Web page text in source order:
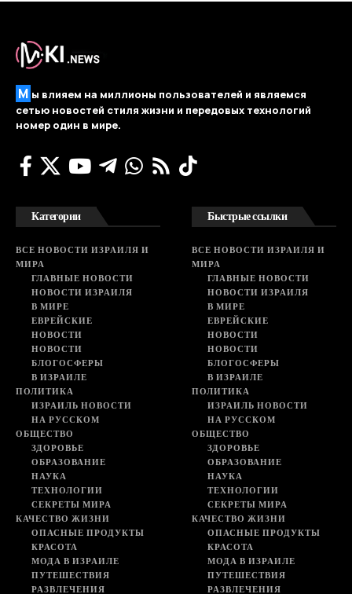
М ы влияем на миллионы пользователей и являемся
сетью новостей стиля жизни и передовых технологий
номер один в мире.
Категории
ВСЕ НОВОСТИ ИЗРАИЛЯ И
МИРА
ГЛАВНЫЕ НОВОСТИ
НОВОСТИ ИЗРАИЛЯ
В МИРЕ
ЕВРЕЙСКИЕ
НОВОСТИ
НОВОСТИ
БЛОГОСФЕРЫ
В ИЗРАИЛЕ
ПОЛИТИКА
ИЗРАИЛЬ НОВОСТИ
НА РУССКОМ
ОБЩЕСТВО
ЗДОРОВЬЕ
ОБРАЗОВАНИЕ
НАУКА
ТЕХНОЛОГИИ
СЕКРЕТЫ МИРА
КАЧЕСТВО ЖИЗНИ
ОПАСНЫЕ ПРОДУКТЫ
КРАСОТА
МОДА В ИЗРАИЛЕ
ПУТЕШЕСТВИЯ
РАЗВЛЕЧЕНИЯ
Быстрые ссылки
ВСЕ НОВОСТИ ИЗРАИЛЯ И
МИРА
ГЛАВНЫЕ НОВОСТИ
НОВОСТИ ИЗРАИЛЯ
В МИРЕ
ЕВРЕЙСКИЕ
НОВОСТИ
НОВОСТИ
БЛОГОСФЕРЫ
В ИЗРАИЛЕ
ПОЛИТИКА
ИЗРАИЛЬ НОВОСТИ
НА РУССКОМ
ОБЩЕСТВО
ЗДОРОВЬЕ
ОБРАЗОВАНИЕ
НАУКА
ТЕХНОЛОГИИ
СЕКРЕТЫ МИРА
КАЧЕСТВО ЖИЗНИ
ОПАСНЫЕ ПРОДУКТЫ
КРАСОТА
МОДА В ИЗРАИЛЕ
ПУТЕШЕСТВИЯ
РАЗВЛЕЧЕНИЯ